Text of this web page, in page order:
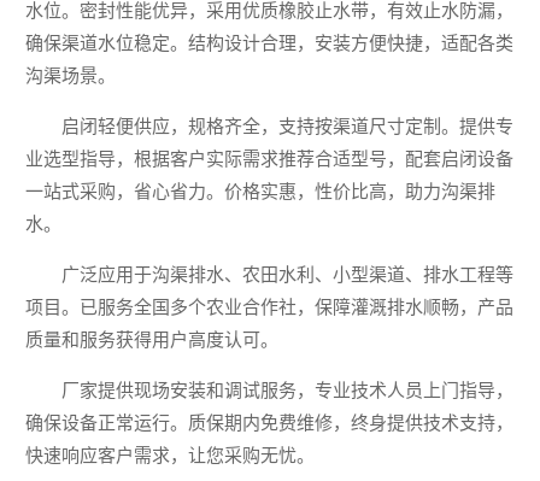
水位。密封性能优异，采用优质橡胶止水带，有效止水防漏，
确保渠道水位稳定。结构设计合理，安装方便快捷，适配各类
沟渠场景。
启闭轻便供应，规格齐全，支持按渠道尺寸定制。提供专
业选型指导，根据客户实际需求推荐合适型号，配套启闭设备
一站式采购，省心省力。价格实惠，性价比高，助力沟渠排
水。
广泛应用于沟渠排水、农田水利、小型渠道、排水工程等
项目。已服务全国多个农业合作社，保障灌溉排水顺畅，产品
质量和服务获得用户高度认可。
厂家提供现场安装和调试服务，专业技术人员上门指导，
确保设备正常运行。质保期内免费维修，终身提供技术支持，
快速响应客户需求，让您采购无忧。